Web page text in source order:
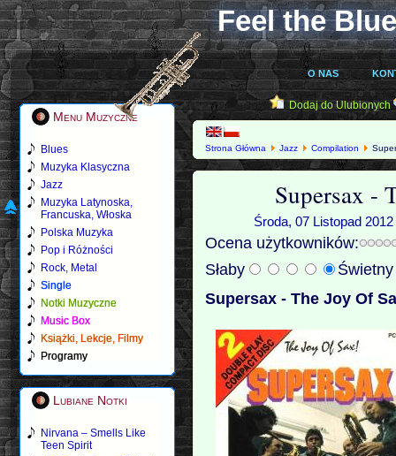
Feel the
O NAS
Menu Muzyczne
Blues
Muzyka Klasyczna
Jazz
Muzyka Latynoska,
Francuska, Włoska
Polska Muzyka
Pop i Różności
Rock, Metal
Single
Notki Muzyczne
Music Box
Książki, Lekcje, Filmy
Programy
Lubiane Notki
Nirvana – Smells Like
Teen Spirit
Dodaj do Ulubionych
Strona Główna Jazz Compilation
Supersax -
Środa, 07 Listopad
Ocena użytkowników:
Słaby
Supersax - The Joy Of